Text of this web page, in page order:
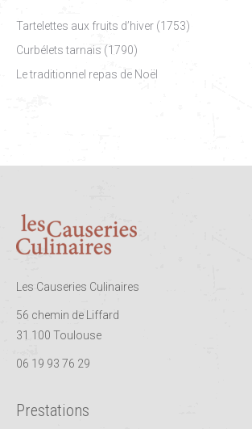
Tartelettes aux fruits d’hiver (1753)
Curbélets tarnais (1790)
Le traditionnel repas de Noël
Les Causeries Culinaires
56 chemin de Liffard
31 100 Toulouse
06 19 93 76 29
Prestations